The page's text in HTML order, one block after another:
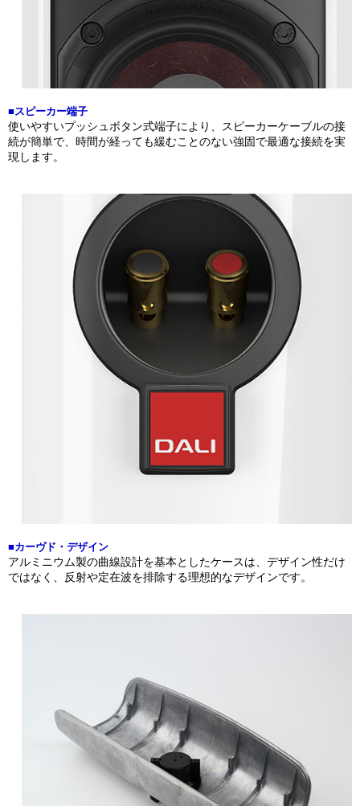
■スピーカー端子
使いやすいプッシュボタン式端子により、スピーカーケーブルの接
続が簡単で、時間が経っても緩むことのない強固で最適な接続を実
現します。
■カーヴド・デザイン
アルミニウム製の曲線設計を基本としたケースは、デザイン性だけ
ではなく、反射や定在波を排除する理想的なデザインです。